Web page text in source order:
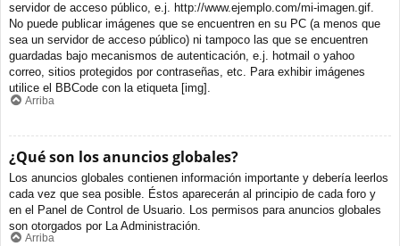
servidor de acceso público, e.j. http://www.ejemplo.com/mi-imagen.gif.
No puede publicar imágenes que se encuentren en su PC (a menos que
sea un servidor de acceso público) ni tampoco las que se encuentren
guardadas bajo mecanismos de autenticación, e.j. hotmail o yahoo
correo, sitios protegidos por contraseñas, etc. Para exhibir imágenes
utilice el BBCode con la etiqueta [img].
Arriba
¿Qué son los anuncios globales?
Los anuncios globales contienen información importante y debería leerlos
cada vez que sea posible. Éstos aparecerán al principio de cada foro y
en el Panel de Control de Usuario. Los permisos para anuncios globales
son otorgados por La Administración.
Arriba